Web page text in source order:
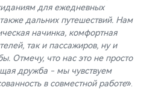
для ежедневных
дальних путешествий. Нам
начинка, комфортная
так и пассажиров, ну и
Отмечу, что нас это не просто
дружба - мы чувствуем
в совместной работе».